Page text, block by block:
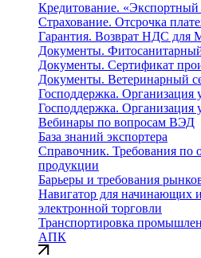
Кредитование.
Страхование. Отсрочка
Гарантия. Возврат НДС для
Документы.
Документы. Сертификат
Документы. Ветеринарный
Господдержка. Организация
Господдержка. Организация
Вебинары по вопросам ВЭД
База знаний экспортера
Справочник. Требования по
продукции
Барьеры и требования
Навигатор для начинающих
электронной торговли
Транспортировка
АПК